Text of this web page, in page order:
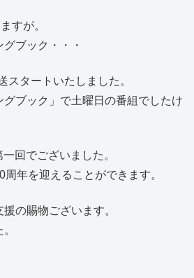
すが。
ブック・・・
スタートいたしました。
ブック」で土曜日の番組でしたけ
回でございました。
年を迎えることができます。
の賜物ございます。